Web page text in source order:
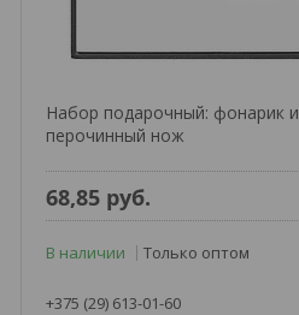
Набор подарочный: фонарик и
перочинный нож
68,85 руб.
В наличии Только оптом
+375 (29) 613-01-60